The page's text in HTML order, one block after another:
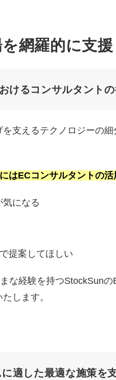
網羅的に支
けるコンサルタントの
支えるテクノロジーの
はECコンサルタントの
になる
提案してほしい
な経験を持つStockSun
します。
適した最適な施策を